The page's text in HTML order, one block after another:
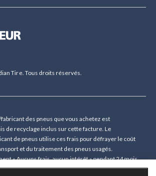
Tire. Tous droits réservés.
des pneus que vous achetez est
de recyclage inclus sur cette facture. Le
de pneus utilise ces frais pour défrayer le coût
et du traitement des pneus usagés.
« Aucuns frais, aucun intérêt » pendant 24 mois
n’est accordée que sur demande sous